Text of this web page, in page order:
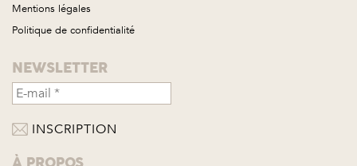
Mentions légales
Politique de confidentialité
NEWSLETTER